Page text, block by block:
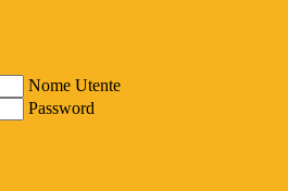
Nome Utente
Password